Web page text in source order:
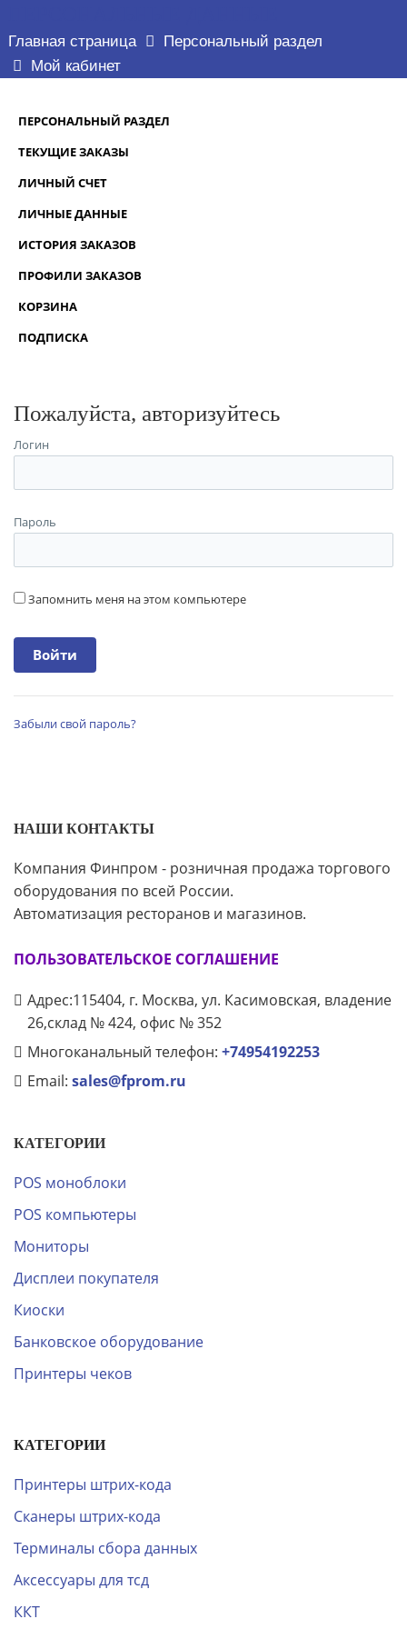
Главная страница
Персональный раздел
Мой кабинет
ПЕРСОНАЛЬНЫЙ РАЗДЕЛ
ТЕКУЩИЕ ЗАКАЗЫ
ЛИЧНЫЙ СЧЕТ
ЛИЧНЫЕ ДАННЫЕ
ИСТОРИЯ ЗАКАЗОВ
ПРОФИЛИ ЗАКАЗОВ
КОРЗИНА
ПОДПИСКА
Пожалуйста, авторизуйтесь
Логин
Пароль
Запомнить меня на этом компьютере
Забыли свой пароль?
НАШИ КОНТАКТЫ
Компания Финпром - розничная продажа торгового
оборудования по всей России.
Автоматизация ресторанов и магазинов.
ПОЛЬЗОВАТЕЛЬСКОЕ СОГЛАШЕНИЕ
Адрес:115404, г. Москва, ул. Касимовская, владение
26,склад № 424, офис № 352
Многоканальный телефон: +74954192253
Email: sales@fprom.ru
КАТЕГОРИИ
POS моноблоки
POS компьютеры
Мониторы
Дисплеи покупателя
Киоски
Банковское оборудование
Принтеры чеков
КАТЕГОРИИ
Принтеры штрих-кода
Сканеры штрих-кода
Терминалы сбора данных
Аксессуары для тсд
ККТ